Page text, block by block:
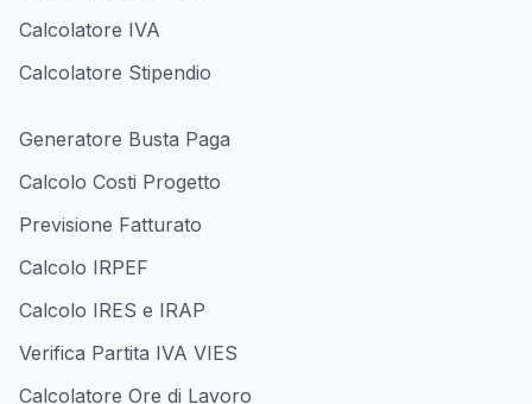
Calcolatore IVA
Calcolatore Stipendio
Generatore Busta Paga
Calcolo Costi Progetto
Previsione Fatturato
Calcolo IRPEF
Calcolo IRES e IRAP
Verifica Partita IVA VIES
Calcolatore Ore di Lavoro